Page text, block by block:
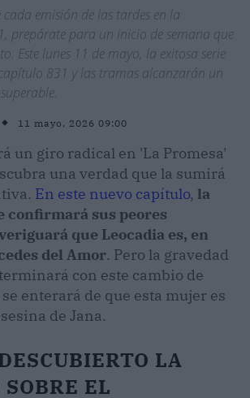
cada emisión de las tardes en la
prepárate para un inicio de semana que
Este lunes 11 de mayo, la exitosa serie
831 y las tramas alcanzarán un
11 mayo, 2026 09:00
un giro radical en 'La Promesa'
una verdad que la sumirá
En este nuevo capítulo, la
confirmará sus peores
que Leocadia es, en
del Amor. Pero la gravedad
con este cambio de
enterará de que esta mujer es
de Jana.
LA
EL